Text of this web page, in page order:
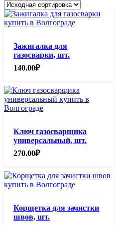
Зажигалка для
газосварки, шт.
140.00₽
Ключ газосварщика
универсальный, шт.
270.00₽
Корщетка для зачистки
швов, шт.